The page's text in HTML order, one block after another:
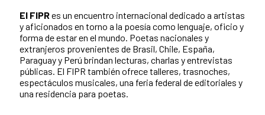
El FIPRes un encuentro internacional dedicado a artistas
y aficionados en torno a la poesía como lenguaje, oficio y
forma de estar en el mundo. Poetas nacionales y
extranjeros provenientes de Brasil, Chile, España,
Paraguay y Perú brindan lecturas, charlas y entrevistas
públicas. El FIPR también ofrece talleres, trasnoches,
espectáculos musicales, una feria federal de editoriales y
una residencia para poetas.